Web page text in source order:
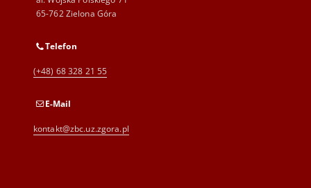
65-762 Zielona Góra
Telefon
(+48) 68 328 21 55
E-Mail
kontakt@zbc.uz.zgora.pl